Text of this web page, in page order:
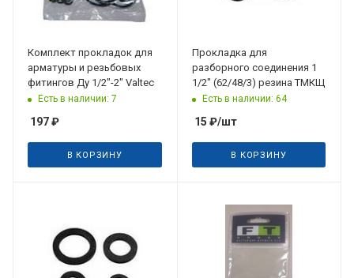
Комплект прокладок для
арматуры и резьбовых
фитингов Ду 1/2"-2" Valtec
Есть в наличии: 7
197₽
В КОРЗИНУ
Прокладка для
разборного соединения 1
1/2" (62/48/3) резина ТМКЩ
Есть в наличии: 64
15 ₽/шт
В КОРЗИНУ